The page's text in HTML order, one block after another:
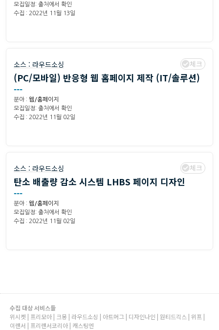
모집일정: 출처에서 확인
수집 : 2022년 11월 13일
소스 : 라우드소싱 체크
(PC/모바일) 반응형 웹 홈페이지 제작 (IT/솔루션)
---
분야 : 웹/홈페이지
모집일정: 출처에서 확인
수집 : 2022년 11월 02일
소스 : 라우드소싱 체크
탄소 배출량 감소 시스템 LHBS 페이지 디자인
---
분야 : 웹/홈페이지
모집일정: 출처에서 확인
수집 : 2022년 11월 02일
수집 대상 서비스들
위시켓 | 프리모아 | 크몽 | 라우드소싱 | 아트머그 | 디자인나인 | 원티드긱스 | 위프 |
이랜서 | 프리랜서코리아 | 캐스팅엔